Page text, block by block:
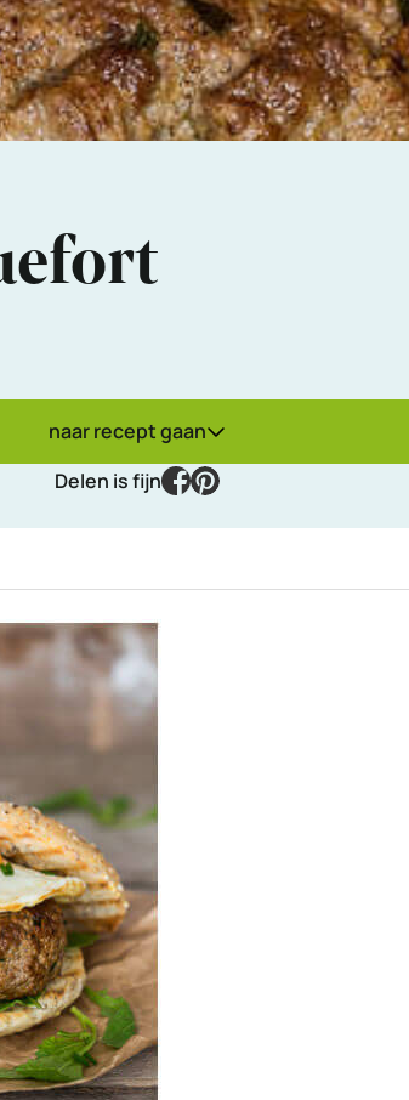
naar recept gaan
Delen is fijn
facebook
pinterest